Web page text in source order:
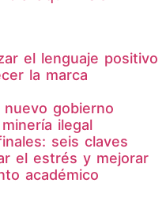
el lenguaje positivo
la marca
nuevo gobierno
ilegal
seis claves
el estrés y mejorar
académico